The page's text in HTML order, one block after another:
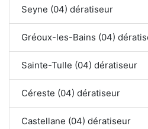
Seyne (04) dératiseur
Gréoux-les-Bains (04)
Sainte-Tulle (04) dératiseur
Céreste (04) dératiseur
Castellane (04) dératiseur